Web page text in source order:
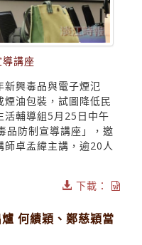
講座
新興毒品與電子煙氾
油包裝，試圖降低民
活輔導組5月25日中午
品防制宣導講座」，邀
師卓孟緯主講，逾20人
下載：
何績穎、鄭慈穎當